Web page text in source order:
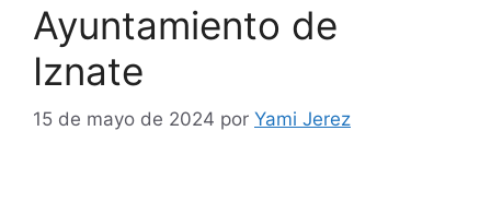
Ayuntamiento de
Iznate
15 de mayo de 2024 por Yami Jerez